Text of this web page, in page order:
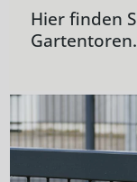
Hier finden
Gartentoren.